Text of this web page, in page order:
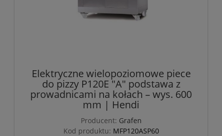
Elektryczne wielopoziomowe piece
do pizzy P120E "A" podstawa z
prowadnicami na kołach – wys. 600
mm | Hendi
Producent: Grafen
Kod produktu: MFP120ASP60